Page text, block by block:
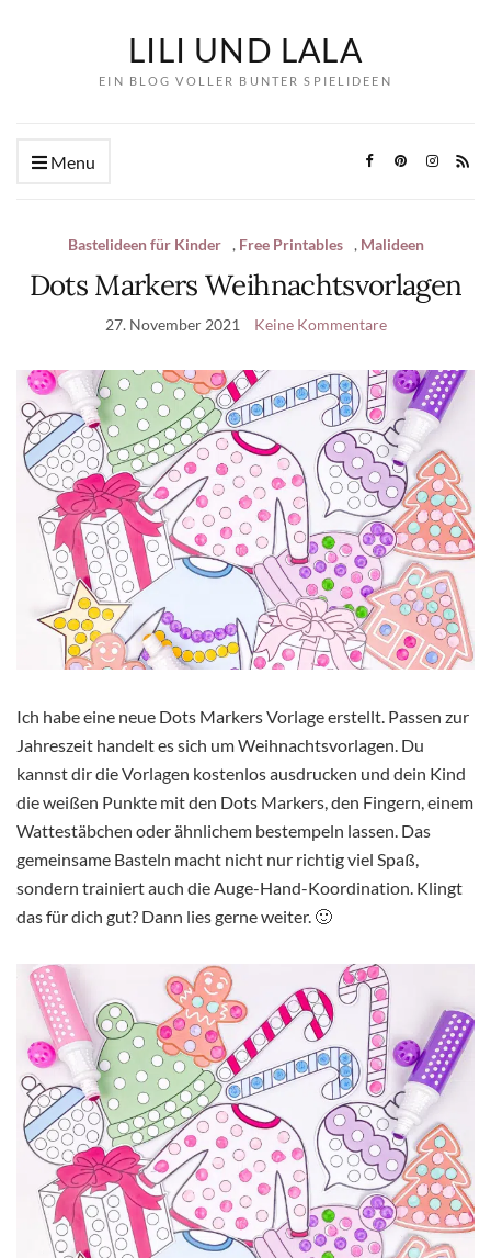
LILI UND LALA
EIN BLOG VOLLER BUNTER SPIELIDEEN
Menu
Bastelideen für Kinder , Free Printables , Malideen
Dots Markers Weihnachtsvorlagen
27. November 2021 Keine Kommentare
Ich habe eine neue Dots Markers Vorlage erstellt. Passen zur
Jahreszeit handelt es sich um Weihnachtsvorlagen. Du
kannst dir die Vorlagen kostenlos ausdrucken und dein Kind
die weißen Punkte mit den Dots Markers, den Fingern, einem
Wattestäbchen oder ähnlichem bestempeln lassen. Das
gemeinsame Basteln macht nicht nur richtig viel Spaß,
sondern trainiert auch die Auge-Hand-Koordination. Klingt
das für dich gut? Dann lies gerne weiter. 🙂